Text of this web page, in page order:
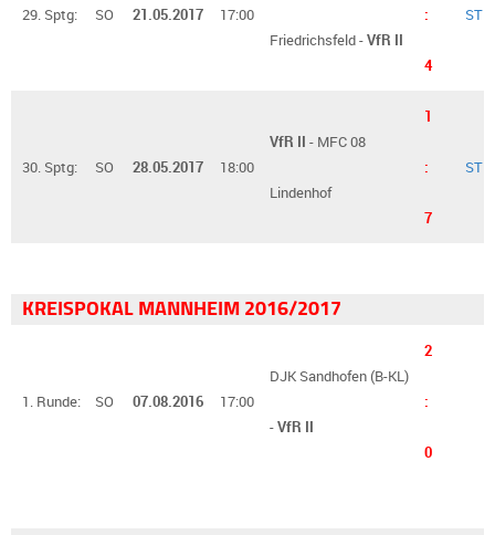
29. Sptg: SO 21.05.2017 17:00
Friedrichsfeld -VfR II
:
4
ST
30. Sptg: SO 28.05.2017 18:00
VfR II - MFC 08
Lindenhof
1
:
7
ST
KREISPOKAL MANNHEIM 2016/2017
1. Runde: SO 07.08.2016 17:00
DJK Sandhofen (B-KL)
-VfR II
2
:
0